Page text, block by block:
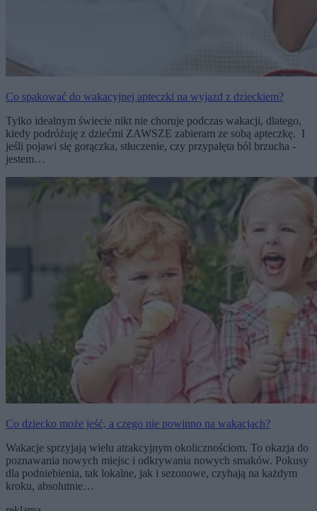
Co spakować do wakacyjnej apteczki na wyjazd z dzieckiem?
Tylko idealnym świecie nikt nie choruje podczas wakacji, dlatego,
kiedy podróżuję z dziećmi ZAWSZE zabieram ze sobą apteczkę. I
jeśli pojawi się gorączka, stłuczenie, czy przypałęta ból brzucha -
jestem…
Co dziecko może jeść, a czego nie powinno na wakacjach?
Wakacje sprzyjają wielu atrakcyjnym okolicznościom. To okazja do
poznawania nowych miejsc i odkrywania nowych smaków. Pokusy
dla podniebienia, tak lokalne, jak i sezonowe, czyhają na każdym
kroku, absolutnie…